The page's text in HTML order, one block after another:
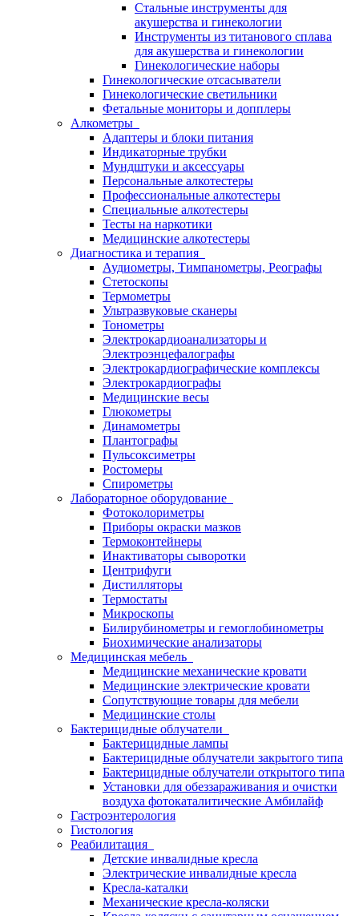
Стальные инструменты для
акушерства и гинекологии
Инструменты из титанового сплава
для акушерства и гинекологии
Гинекологические наборы
Гинекологические отсасыватели
Гинекологические светильники
Фетальные мониторы и допплеры
Алкометры
Адаптеры и блоки питания
Индикаторные трубки
Мундштуки и аксессуары
Персональные алкотестеры
Профессиональные алкотестеры
Специальные алкотестеры
Тесты на наркотики
Медицинские алкотестеры
Диагностика и терапия
Аудиометры, Тимпанометры, Реографы
Стетоскопы
Термометры
Ультразвуковые сканеры
Тонометры
Электрокардиоанализаторы и
Электроэнцефалографы
Электрокардиографические комплексы
Электрокардиографы
Медицинские весы
Глюкометры
Динамометры
Плантографы
Пульсоксиметры
Ростомеры
Спирометры
Лабораторное оборудование
Фотоколориметры
Приборы окраски мазков
Термоконтейнеры
Инактиваторы сыворотки
Центрифуги
Дистилляторы
Термостаты
Микроскопы
Билирубинометры и гемоглобинометры
Биохимические анализаторы
Медицинская мебель
Медицинские механические кровати
Медицинские электрические кровати
Сопутствующие товары для мебели
Медицинские столы
Бактерицидные облучатели
Бактерицидные лампы
Бактерицидные облучатели закрытого типа
Бактерицидные облучатели открытого типа
Установки для обеззараживания и очистки
воздуха фотокаталитические Амбилайф
Гастроэнтерология
Гистология
Реабилитация
Детские инвалидные кресла
Электрические инвалидные кресла
Кресла-каталки
Механические кресла-коляски